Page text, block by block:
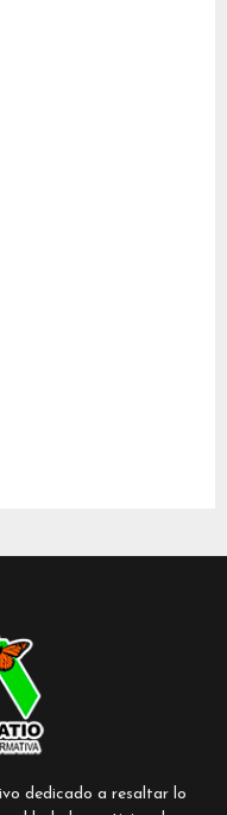
dedicado a resaltar lo